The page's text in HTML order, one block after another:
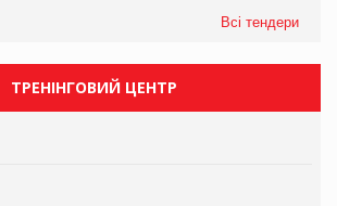
Всі тендери
ТРЕНІНГОВИЙ ЦЕНТР